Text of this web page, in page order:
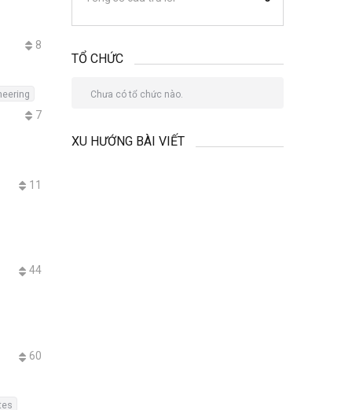
8
7
11
44
60
TỔ CHỨC
Chưa có tổ chức nào.
XU HƯỚNG BÀI VIẾT